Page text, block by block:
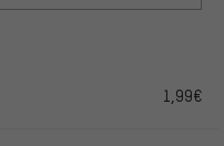
1,99€